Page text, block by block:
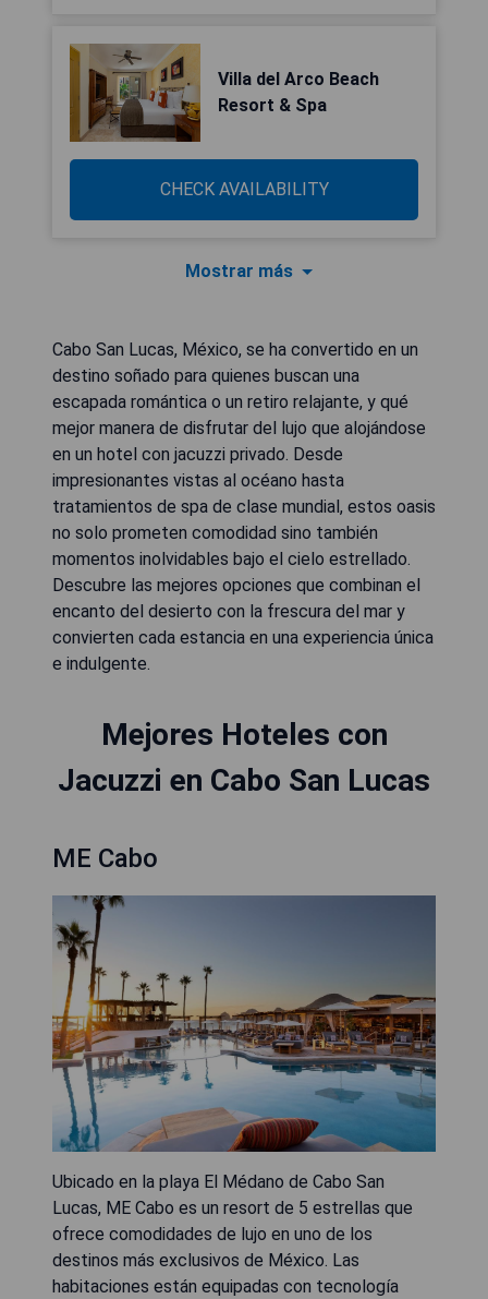
Villa del Arco Beach
Resort & Spa
CHECK AVAILABILITY
Mostrar más
Cabo San Lucas, México, se ha convertido en un
destino soñado para quienes buscan una
escapada romántica o un retiro relajante, y qué
mejor manera de disfrutar del lujo que alojándose
en un hotel con jacuzzi privado. Desde
impresionantes vistas al océano hasta
tratamientos de spa de clase mundial, estos oasis
no solo prometen comodidad sino también
momentos inolvidables bajo el cielo estrellado.
Descubre las mejores opciones que combinan el
encanto del desierto con la frescura del mar y
convierten cada estancia en una experiencia única
e indulgente.
Mejores Hoteles con
Jacuzzi en Cabo San Lucas
ME Cabo
Ubicado en la playa El Médano de Cabo San
Lucas, ME Cabo es un resort de 5 estrellas que
ofrece comodidades de lujo en uno de los
destinos más exclusivos de México. Las
habitaciones están equipadas con tecnología